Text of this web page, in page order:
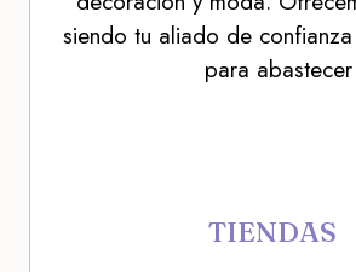
siendo tu aliado de
para
TIENDAS